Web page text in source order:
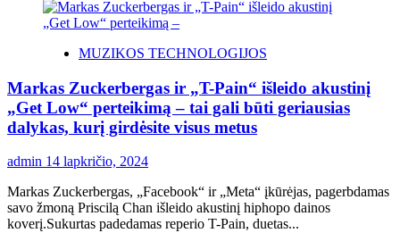
MUZIKOS TECHNOLOGIJOS
Markas Zuckerbergas ir „T-Pain“ išleido akustinį
„Get Low“ perteikimą – tai gali būti geriausias
dalykas, kurį girdėsite visus metus
admin 14 lapkričio, 2024
Markas Zuckerbergas, „Facebook“ ir „Meta“ įkūrėjas, pagerbdamas
savo žmoną Priscilą Chan išleido akustinį hiphopo dainos
koverį.Sukurtas padedamas reperio T-Pain, duetas...